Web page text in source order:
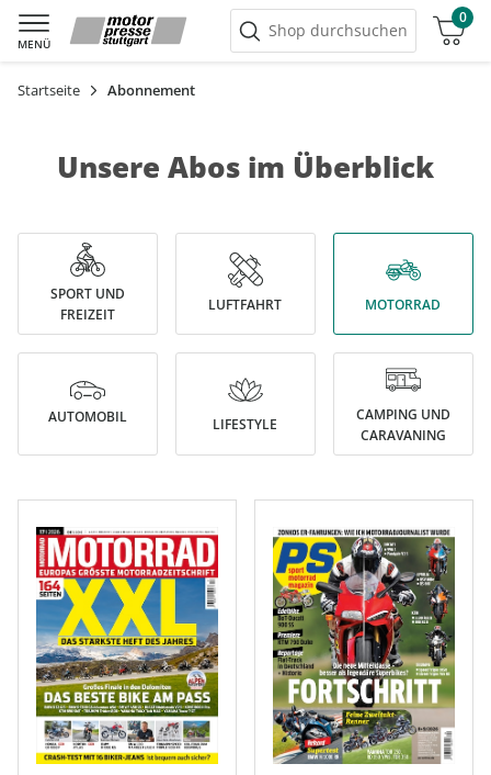
MENÜ
Shop durchsuchen
0
Warenkorb
Startseite Abonnement
Unsere Abos im Überblick
SPORT UND
FREIZEIT
LUFTFAHRT MOTORRAD
AUTOMOBIL LIFESTYLE
CAMPING UND
CARAVANING